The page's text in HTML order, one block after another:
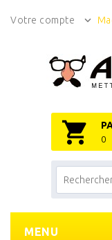
Votre compte
0
MENU